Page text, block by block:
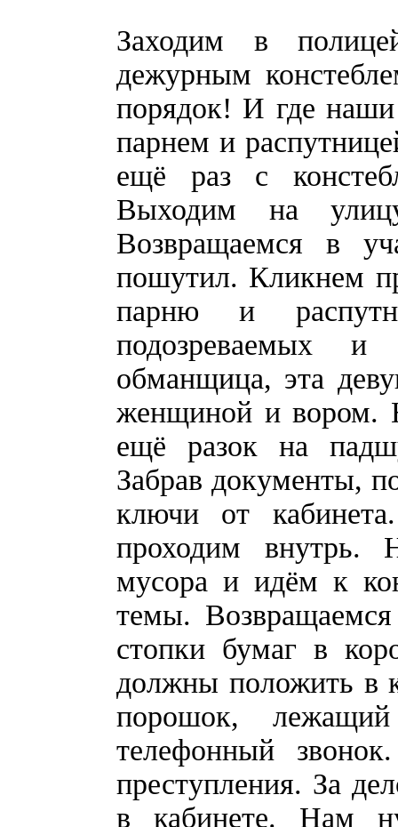
Заходим в
дежурным
порядок! И где
парнем и
ещё раз с
Выходим на
Возвращаемся в
пошутил. Кликнем
парню и
подозреваемых
обманщица, эта
женщиной и вором.
ещё разок на
Забрав документы,
ключи от
проходим внутрь.
мусора и идём к
темы.
стопки бумаг в
должны положить в
порошок,
телефонный
преступления. За
в кабинете. Нам